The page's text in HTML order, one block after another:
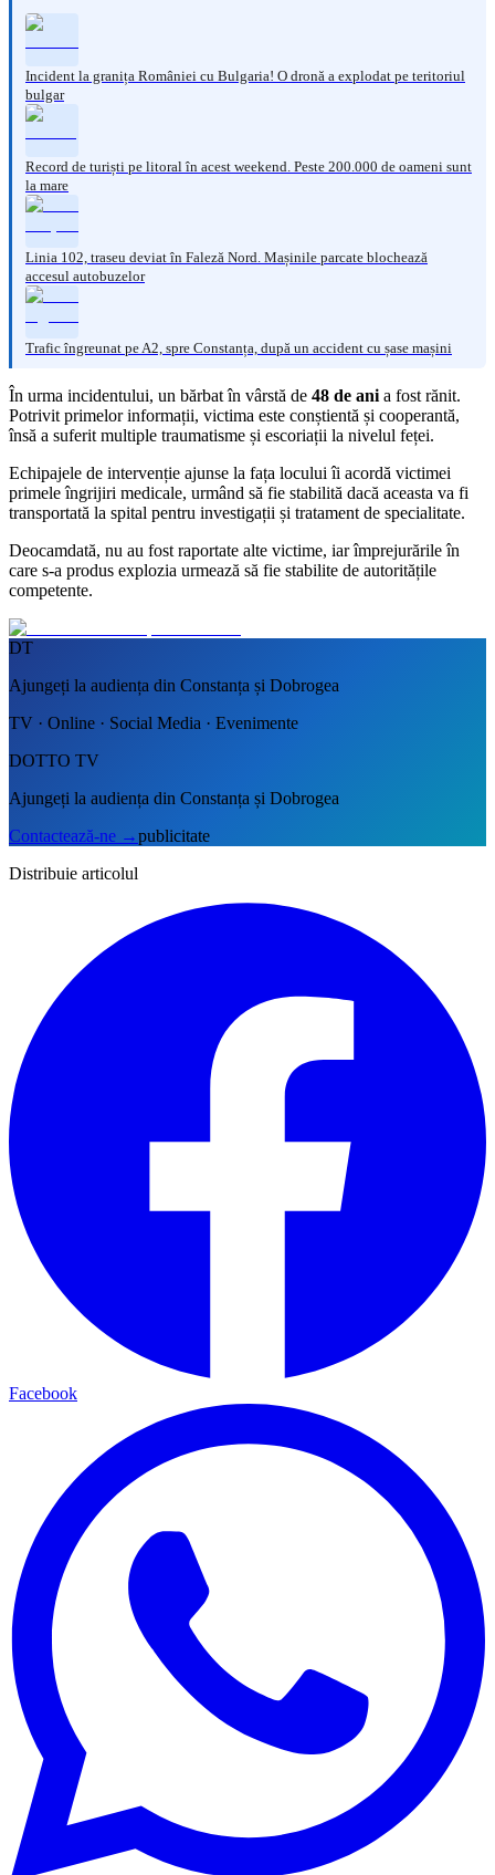
Incident la granița României cu Bulgaria! O dronă a explodat pe teritoriul
bulgar
Record de turiști pe litoral în acest weekend. Peste 200.000 de oameni sunt
la mare
Linia 102, traseu deviat în Faleză Nord. Mașinile parcate blochează
accesul autobuzelor
Trafic îngreunat pe A2, spre Constanța, după un accident cu șase mașini
În urma incidentului, un bărbat în vârstă de 48 de ani a fost rănit.
Potrivit primelor informații, victima este conștientă și cooperantă,
însă a suferit multiple traumatisme și escoriații la nivelul feței.
Echipajele de intervenție ajunse la fața locului îi acordă victimei
primele îngrijiri medicale, urmând să fie stabilită dacă aceasta va fi
transportată la spital pentru investigații și tratament de specialitate.
Deocamdată, nu au fost raportate alte victime, iar împrejurările în
care s-a produs explozia urmează să fie stabilite de autoritățile
competente.
DT
Ajungeți la audiența din Constanța și Dobrogea
TV · Online · Social Media · Evenimente
DOTTO TV
Ajungeți la audiența din Constanța și Dobrogea
Contactează-ne →publicitate
Distribuie articolul
Facebook